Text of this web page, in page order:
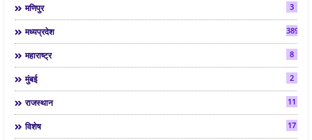
मणिपुर 3
मध्यप्रदेश 3892
महाराष्ट्र 8
मुंबई 2
राजस्थान 11
विशेष 17